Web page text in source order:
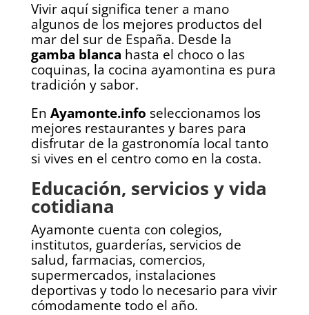
Vivir aquí significa tener a mano
algunos de los mejores productos del
mar del sur de España. Desde la
gamba blanca hasta el choco o las
coquinas, la cocina ayamontina es pura
tradición y sabor.
En Ayamonte.info seleccionamos los
mejores restaurantes y bares para
disfrutar de la gastronomía local tanto
si vives en el centro como en la costa.
Educación, servicios y vida
cotidiana
Ayamonte cuenta con colegios,
institutos, guarderías, servicios de
salud, farmacias, comercios,
supermercados, instalaciones
deportivas y todo lo necesario para vivir
cómodamente todo el año.